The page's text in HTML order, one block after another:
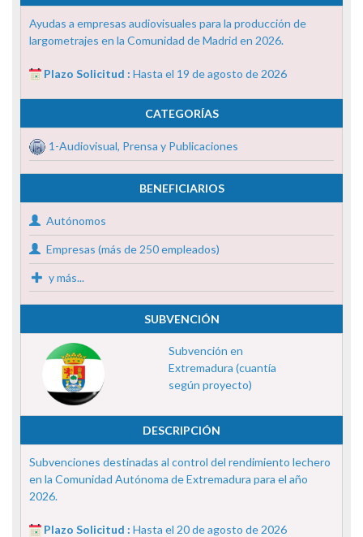
Ayudas a empresas audiovisuales para la producción de
largometrajes en la Comunidad de Madrid en 2026.
Plazo Solicitud : Hasta el 19 de agosto de 2026
CATEGORÍAS
1-Audiovisual, Prensa y Publicaciones
BENEFICIARIOS
Autónomos
Empresas (más de 250 empleados)
y más...
SUBVENCIÓN
Subvención en
Extremadura (cuantía
según proyecto)
DESCRIPCIÓN
Subvenciones destinadas al control del rendimiento lechero
en la Comunidad Autónoma de Extremadura para el año
2026.
Plazo Solicitud : Hasta el 20 de agosto de 2026